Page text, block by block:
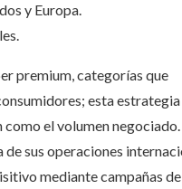
y Europa.
premium, categorías que
esta estrategia
el volumen negociado.
sus operaciones
mediante campañas